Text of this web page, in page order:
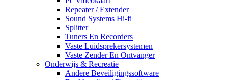
Repeater / Extender
Sound Systems Hi-fi
Splitter
Tuners En Recorders
Vaste Luidsprekersystemen
Vaste Zender En Ontvanger
Onderwijs & Recreatie
Andere Beveiligingssoftware